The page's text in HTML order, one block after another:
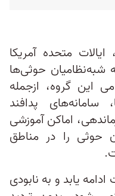
متحده آمریکا
شبه‌نظامیان حوثی‌ها
این گروه، ازجمله
سامانه‌های پدافند
اماکن آموزشی
حوثی را در مناطق
یابد و به نابودی